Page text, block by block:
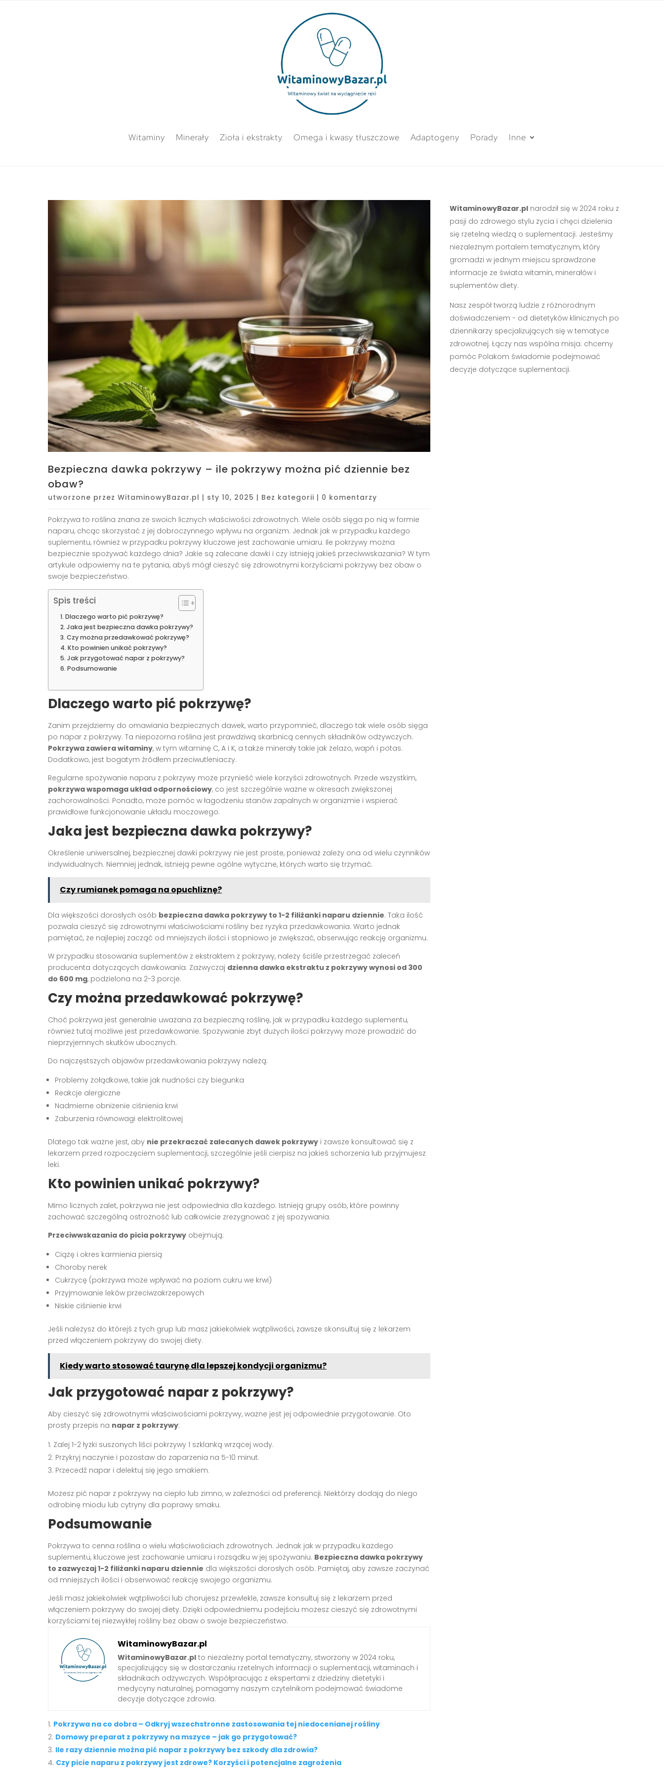
Witaminy Minerały Zioła i ekstrakty Omega i kwasy tłuszczowe Adaptogeny Porady Inne
Bezpieczna dawka pokrzywy – ile pokrzywy można pić dziennie bez
obaw?
utworzone przez WitaminowyBazar.pl | sty 10, 2025 | Bez kategorii | 0 komentarzy
Pokrzywa to roślina znana ze swoich licznych właściwości zdrowotnych. Wiele osób sięga po nią w formie
naparu, chcąc skorzystać z jej dobroczynnego wpływu na organizm. Jednak jak w przypadku każdego
suplementu, również w przypadku pokrzywy kluczowe jest zachowanie umiaru. Ile pokrzywy można
bezpiecznie spożywać każdego dnia? Jakie są zalecane dawki i czy istnieją jakieś przeciwwskazania? W tym
artykule odpowiemy na te pytania, abyś mógł cieszyć się zdrowotnymi korzyściami pokrzywy bez obaw o
swoje bezpieczeństwo.
Spis treści
Dlaczego warto pić pokrzywę?
Jaka jest bezpieczna dawka pokrzywy?
Czy można przedawkować pokrzywę?
Kto powinien unikać pokrzywy?
Jak przygotować napar z pokrzywy?
Podsumowanie
Dlaczego warto pić pokrzywę?
Zanim przejdziemy do omawiania bezpiecznych dawek, warto przypomnieć, dlaczego tak wiele osób sięga
po napar z pokrzywy. Ta niepozorna roślina jest prawdziwą skarbnicą cennych składników odżywczych.
Pokrzywa zawiera witaminy, w tym witaminę C, A i K, a także minerały takie jak żelazo, wapń i potas.
Dodatkowo, jest bogatym źródłem przeciwutleniaczy.
Regularne spożywanie naparu z pokrzywy może przynieść wiele korzyści zdrowotnych. Przede wszystkim,
pokrzywa wspomaga układ odpornościowy, co jest szczególnie ważne w okresach zwiększonej
zachorowalności. Ponadto, może pomóc w łagodzeniu stanów zapalnych w organizmie i wspierać
prawidłowe funkcjonowanie układu moczowego.
Jaka jest bezpieczna dawka pokrzywy?
Określenie uniwersalnej, bezpiecznej dawki pokrzywy nie jest proste, ponieważ zależy ona od wielu czynników
indywidualnych. Niemniej jednak, istnieją pewne ogólne wytyczne, których warto się trzymać.
Czy rumianek pomaga na opuchliznę?
Dla większości dorosłych osób bezpieczna dawka pokrzywy to 1-2 filiżanki naparu dziennie. Taka ilość
pozwala cieszyć się zdrowotnymi właściwościami rośliny bez ryzyka przedawkowania. Warto jednak
pamiętać, że najlepiej zacząć od mniejszych ilości i stopniowo je zwiększać, obserwując reakcję organizmu.
W przypadku stosowania suplementów z ekstraktem z pokrzywy, należy ściśle przestrzegać zaleceń
producenta dotyczących dawkowania. Zazwyczaj dzienna dawka ekstraktu z pokrzywy wynosi od 300
do 600 mg, podzielona na 2-3 porcje.
Czy można przedawkować pokrzywę?
Choć pokrzywa jest generalnie uważana za bezpieczną roślinę, jak w przypadku każdego suplementu,
również tutaj możliwe jest przedawkowanie. Spożywanie zbyt dużych ilości pokrzywy może prowadzić do
nieprzyjemnych skutków ubocznych.
Do najczęstszych objawów przedawkowania pokrzywy należą:
Problemy żołądkowe, takie jak nudności czy biegunka
Reakcje alergiczne
Nadmierne obniżenie ciśnienia krwi
Zaburzenia równowagi elektrolitowej
Dlatego tak ważne jest, aby nie przekraczać zalecanych dawek pokrzywy i zawsze konsultować się z
lekarzem przed rozpoczęciem suplementacji, szczególnie jeśli cierpisz na jakieś schorzenia lub przyjmujesz
leki.
Kto powinien unikać pokrzywy?
Mimo licznych zalet, pokrzywa nie jest odpowiednia dla każdego. Istnieją grupy osób, które powinny
zachować szczególną ostrożność lub całkowicie zrezygnować z jej spożywania.
Przeciwwskazania do picia pokrzywy obejmują:
Ciążę i okres karmienia piersią
Choroby nerek
Cukrzycę (pokrzywa może wpływać na poziom cukru we krwi)
Przyjmowanie leków przeciwzakrzepowych
Niskie ciśnienie krwi
Jeśli należysz do którejś z tych grup lub masz jakiekolwiek wątpliwości, zawsze skonsultuj się z lekarzem
przed włączeniem pokrzywy do swojej diety.
Kiedy warto stosować taurynę dla lepszej kondycji organizmu?
Jak przygotować napar z pokrzywy?
Aby cieszyć się zdrowotnymi właściwościami pokrzywy, ważne jest jej odpowiednie przygotowanie. Oto
prosty przepis na napar z pokrzywy:
Zalej 1-2 łyżki suszonych liści pokrzywy 1 szklanką wrzącej wody.
Przykryj naczynie i pozostaw do zaparzenia na 5-10 minut.
Przecedź napar i delektuj się jego smakiem.
Możesz pić napar z pokrzywy na ciepło lub zimno, w zależności od preferencji. Niektórzy dodają do niego
odrobinę miodu lub cytryny dla poprawy smaku.
Podsumowanie
Pokrzywa to cenna roślina o wielu właściwościach zdrowotnych. Jednak jak w przypadku każdego
suplementu, kluczowe jest zachowanie umiaru i rozsądku w jej spożywaniu. Bezpieczna dawka pokrzywy
to zazwyczaj 1-2 filiżanki naparu dziennie dla większości dorosłych osób. Pamiętaj, aby zawsze zaczynać
od mniejszych ilości i obserwować reakcję swojego organizmu.
Jeśli masz jakiekolwiek wątpliwości lub chorujesz przewlekle, zawsze konsultuj się z lekarzem przed
włączeniem pokrzywy do swojej diety. Dzięki odpowiedniemu podejściu możesz cieszyć się zdrowotnymi
korzyściami tej niezwykłej rośliny bez obaw o swoje bezpieczeństwo.
WitaminowyBazar.pl
WitaminowyBazar.pl to niezależny portal tematyczny, stworzony w 2024 roku,
specjalizujący się w dostarczaniu rzetelnych informacji o suplementacji, witaminach i
składnikach odżywczych. Współpracując z ekspertami z dziedziny dietetyki i
medycyny naturalnej, pomagamy naszym czytelnikom podejmować świadome
decyzje dotyczące zdrowia.
Pokrzywa na co dobra – Odkryj wszechstronne zastosowania tej niedocenianej rośliny
Domowy preparat z pokrzywy na mszyce – jak go przygotować?
Ile razy dziennie można pić napar z pokrzywy bez szkody dla zdrowia?
Czy picie naparu z pokrzywy jest zdrowe? Korzyści i potencjalne zagrożenia
WitaminowyBazar.plnarodził się w 2024 roku z
pasji do zdrowego stylu życia i chęci dzielenia
się rzetelną wiedzą o suplementacji. Jesteśmy
niezależnym portalem tematycznym, który
gromadzi w jednym miejscu sprawdzone
informacje ze świata witamin, minerałów i
suplementów diety.
Nasz zespół tworzą ludzie z różnorodnym
doświadczeniem - od dietetyków klinicznych po
dziennikarzy specjalizujących się w tematyce
zdrowotnej. Łączy nas wspólna misja: chcemy
pomóc Polakom świadomie podejmować
decyzje dotyczące suplementacji.